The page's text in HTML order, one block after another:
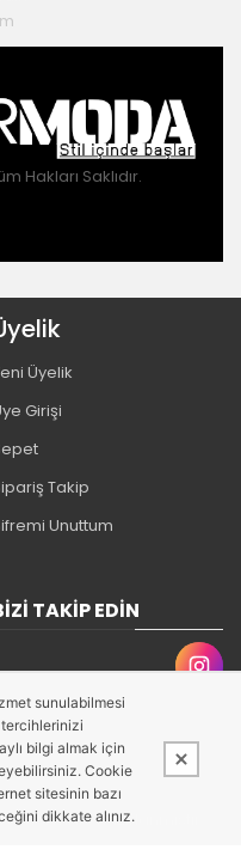
Hakları Saklıdır.
Üyelik
Girişi
Takip
Unuttum
TAKIP EDIN
ile hazırlanmıştır.
sunulabilmesi
tercihlerinizi
bilgi almak için
Cookie
sitesinin bazı
dikkate alınız.